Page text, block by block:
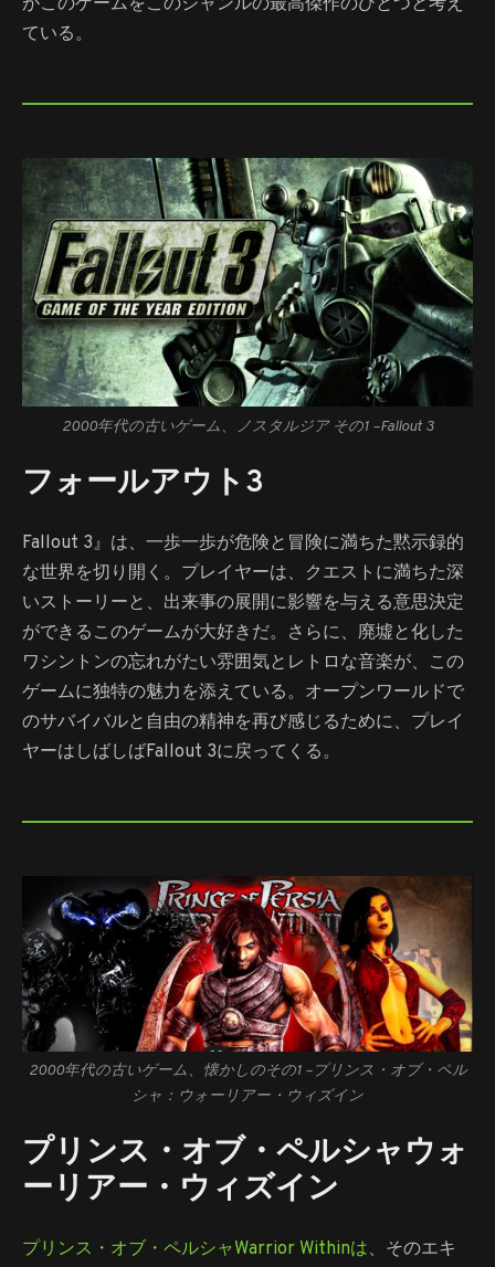
ている。
2000年代の古いゲーム、ノスタルジア その1 –Fallout 3
フォールアウト3
Fallout 3』は、一歩一歩が危険と冒険に満ちた黙示録的
な世界を切り開く。プレイヤーは、クエストに満ちた深
いストーリーと、出来事の展開に影響を与える意思決定
ができるこのゲームが大好きだ。さらに、廃墟と化した
ワシントンの忘れがたい雰囲気とレトロな音楽が、この
ゲームに独特の魅力を添えている。オープンワールドで
のサバイバルと自由の精神を再び感じるために、プレイ
ヤーはしばしばFallout 3に戻ってくる。
2000年代の古いゲーム、懐かしのその1 –プリンス・オブ・ペル
シャ：ウォーリアー・ウィズイン
プリンス・オブ・ペルシャウォ
ーリアー・ウィズイン
プリンス・オブ・ペルシャWarrior Withinは、そのエキ